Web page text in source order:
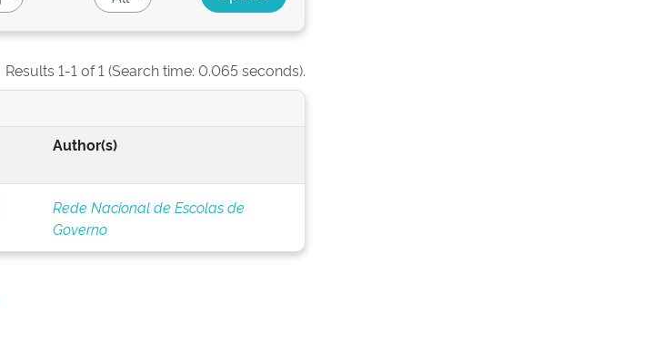
Results 1-1 of 1 (Search time: 0.065 seconds).
Author(s)
Rede Nacional de Escolas de
Governo